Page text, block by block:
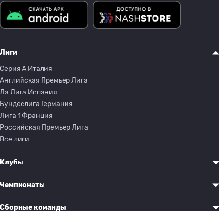
Лиги
Серия A Италия
Английская Премьер Лига
Ла Лига Испания
Бундеслига Германия
Лига 1 Франция
Российская Премьер Лига
Все лиги
Клубы
Чемпионаты
Сборные команды